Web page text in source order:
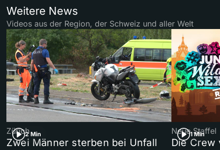
Weitere News
Videos aus der Region, der Schweiz und aller Welt
2 Min
Zürich
Zwei Männer sterben bei Unfall
1 Min
Neue Staffel
Die Crew